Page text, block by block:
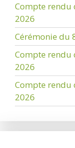
Compte
2026
Cérémonie du
Compte
2026
Compte
2026